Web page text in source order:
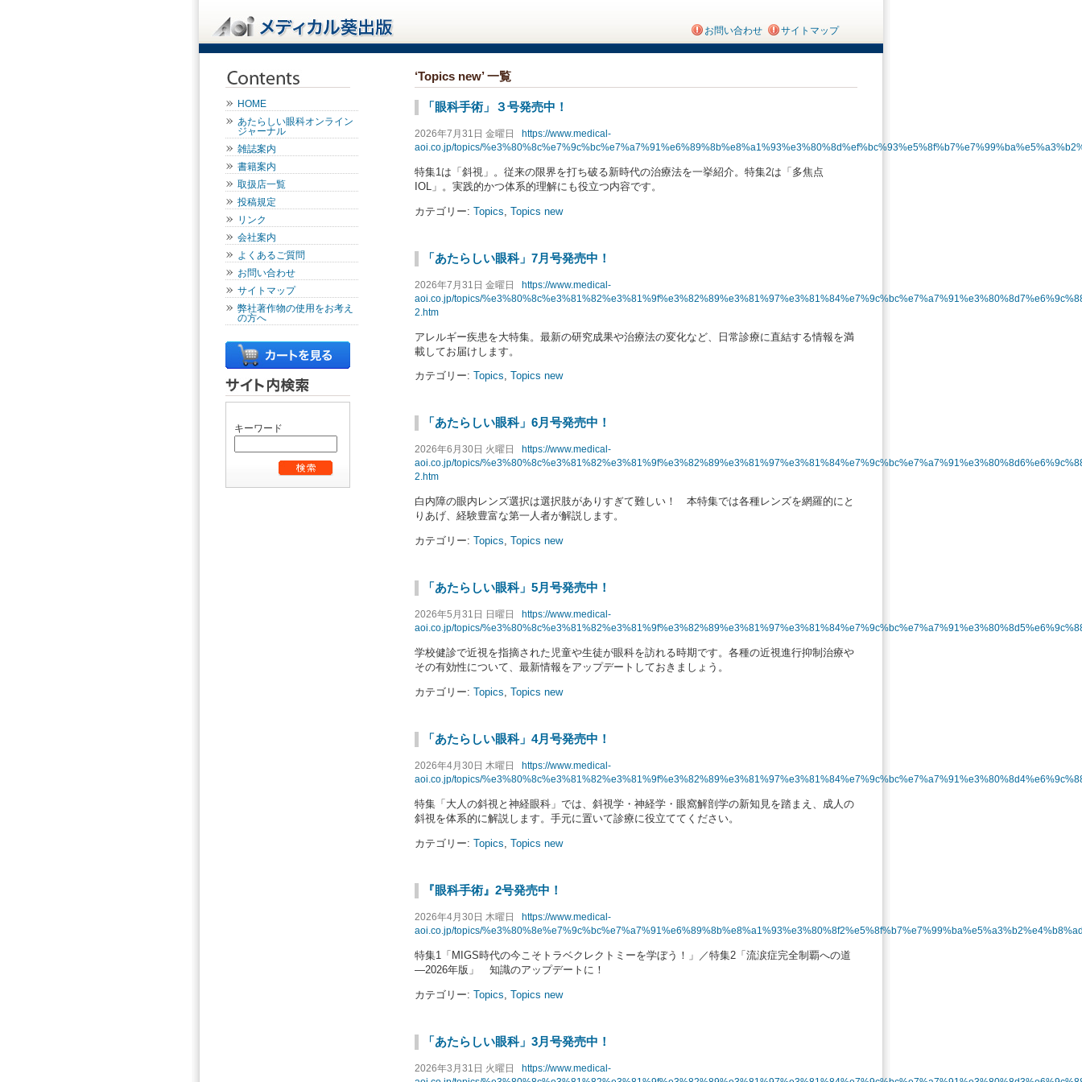
お問い合わせ サイトマップ
HOME
あたらしい眼科オンライン
ジャーナル
雑誌案内
書籍案内
取扱店一覧
投稿規定
リンク
会社案内
よくあるご質問
お問い合わせ
サイトマップ
弊社著作物の使用をお考え
の方へ
キーワード
‘Topics new’ 一覧
「眼科手術」３号発売中！
2026年7月31日 金曜日
https://www.medical-
aoi.co.jp/topics/
特集1は「斜視」。従来の限界を打ち破る新時代の治療法を一挙紹介。特集2は「多焦点
IOL」。実践的かつ体系的理解にも役立つ内容です。
カテゴリー: Topics Topics new
「あたらしい眼科」7月号発売中！
2026年7月31日 金曜日
https://www.medical-
aoi.co.jp/topics/
2.htm
アレルギー疾患を大特集。最新の研究成果や治療法の変化など、日常診療に直結する情報を満
載してお届けします。
カテゴリー: Topics, Topics new
「あたらしい眼科」6月号発売中！
2026年6月30日 火曜日
https://www.medical-
aoi.co.jp/topics/
2.htm
白内障の眼内レンズ選択は選択肢がありすぎて難しい！ 本特集では各種レンズを網羅的にと
りあげ、経験豊富な第一人者が解説します。
カテゴリー: Topics, Topics new
「あたらしい眼科」5月号発売中！
2026年5月31日 日曜日
https://www.medical-
aoi.co.jp/topics/
学校健診で近視を指摘された児童や生徒が眼科を訪れる時期です。各種の近視進行抑制治療や
その有効性について、最新情報をアップデートしておきましょう。
カテゴリー: Topics, Topics new
「あたらしい眼科」4月号発売中！
2026年4月30日 木曜日
https://www.medical-
aoi.co.jp/topics/
特集「大人の斜視と神経眼科」では、斜視学・神経学・眼窩解剖学の新知見を踏まえ、成人の
斜視を体系的に解説します。手元に置いて診療に役立ててください。
カテゴリー: Topics Topics new
『眼科手術』2号発売中！
2026年4月30日 木曜日
https://www.medical-
aoi.co.jp/topics/
特集1「MIGS時代の今こそトラベクレクトミーを学ぼう！」／特集2「流涙症完全制覇への道
—2026年版」 知識のアップデートに！
カテゴリー: Topics Topics new
「あたらしい眼科」3月号発売中！
2026年3月31日 火曜日
https://www.medical-